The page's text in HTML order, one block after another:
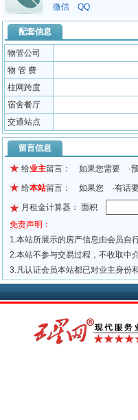
微信 QQ:
配套信息
物管公司
物 管 费
柱网跨度
宿舍餐厅
交通站点
留言信息
给业主留言： 如果您需要 ·
给本站留言： 如果您 ·有话
月租金计算器： 面积
免责声明：
1.本站所展示的房产信息由会员自
2.本站不参与交易过程，不收取中
3.凡认证会员本站都已对业主身份